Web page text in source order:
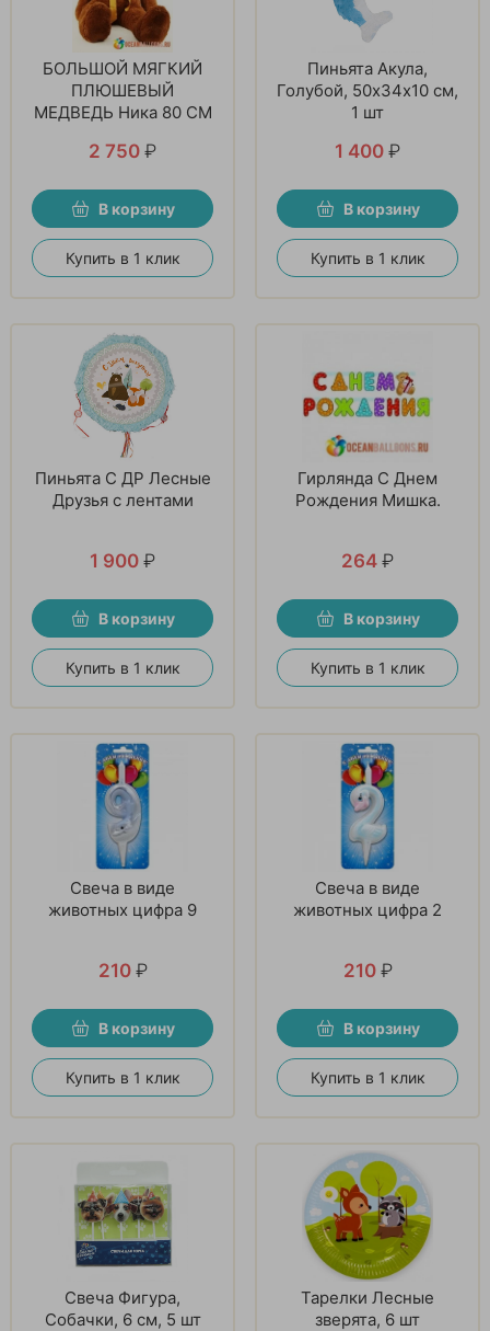
БОЛЬШОЙ МЯГКИЙ
ПЛЮШЕВЫЙ
МЕДВЕДЬ Ника 80 СМ
2 750 ₽
В корзину
Купить в 1 клик
Пиньята Акула,
Голубой, 50х34х10 см,
1 шт
1 400 ₽
В корзину
Купить в 1 клик
Пиньята С ДР Лесные
Друзья с лентами
1 900 ₽
В корзину
Купить в 1 клик
Гирлянда С Днем
Рождения Мишка.
264 ₽
В корзину
Купить в 1 клик
Свеча в виде
животных цифра 9
210 ₽
В корзину
Купить в 1 клик
Свеча в виде
животных цифра 2
210 ₽
В корзину
Купить в 1 клик
Свеча Фигура,
Собачки, 6 см, 5 шт
Тарелки Лесные
зверята, 6 шт